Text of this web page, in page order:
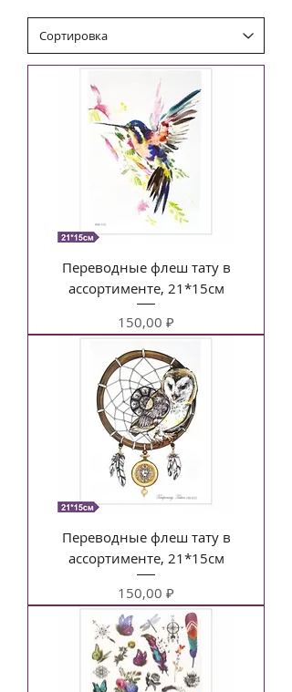
Переводные флеш тату в
ассортименте, 21*15см
Цена
150,00 ₽
Переводные флеш тату в
ассортименте, 21*15см
Цена
150,00 ₽